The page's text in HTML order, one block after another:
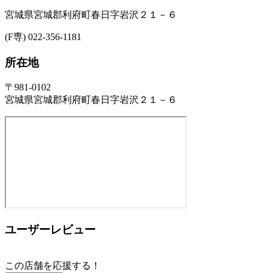
宮城県宮城郡利府町春日字岩沢２１－６
(F専) 022-356-1181
所在地
〒981-0102
宮城県宮城郡利府町春日字岩沢２１－６
ユーザーレビュー
この店舗を応援する！